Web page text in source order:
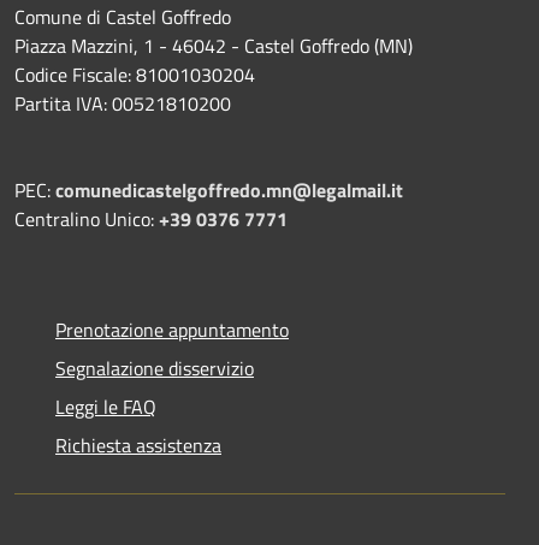
Comune di Castel Goffredo
Piazza Mazzini, 1 - 46042 - Castel Goffredo (MN)
Codice Fiscale: 81001030204
Partita IVA: 00521810200
PEC:comunedicastelgoffredo.mn@legalmail.it
Centralino Unico:+39 0376 7771
Prenotazione appuntamento
Segnalazione disservizio
Leggi le FAQ
Richiesta assistenza